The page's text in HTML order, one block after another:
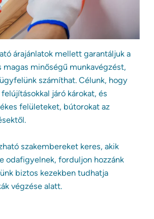
árajánlatok mellett garantáljuk a
magas minőségű munkavégzést,
számíthat. Célunk, hogy
járó károkat, és
felületeket, bútorokat az
szakembereket keres, akik
odafigyelnek, forduljon hozzánk
biztos kezekben tudhatja
végzése alatt.